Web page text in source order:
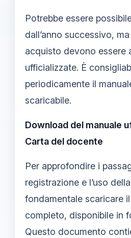
Potrebbe essere
dall’anno successivo,
acquisto devono essere
ufficializzate. È
periodicamente il
scaricabile.
Download del manuale
Carta del docente
Per approfondire i
registrazione e l’uso
fondamentale scaricare
completo, disponibile in
Questo documento